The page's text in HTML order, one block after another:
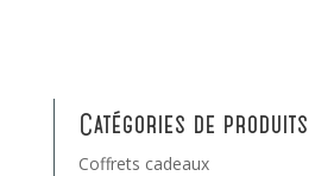
Catégories de produits
Coffrets cadeaux